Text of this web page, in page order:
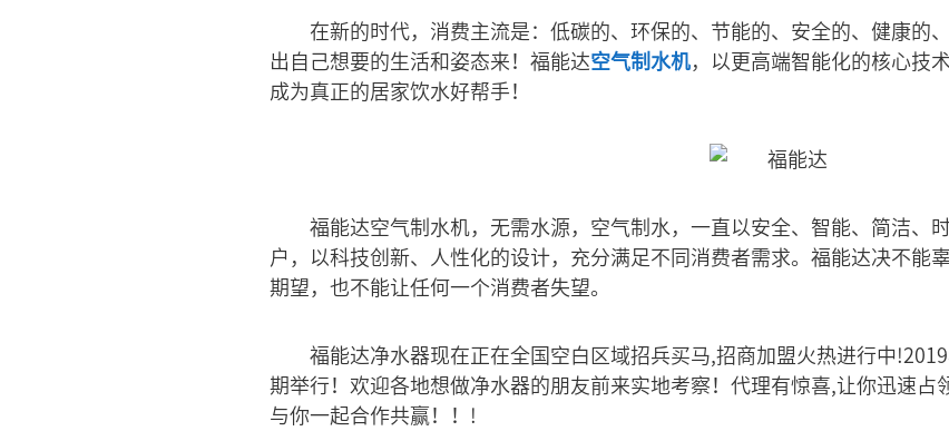
在新的时代，消费主流是：低碳的、环保的、节能的、安全的、健康的
出自己想要的生活和姿态来！福能达空气制水机，以更高端智能化的核心技
成为真正的居家饮水好帮手！
福能达空气制水机，无需水源，空气制水，一直以安全、智能、简洁、
户，以科技创新、人性化的设计，充分满足不同消费者需求。福能达决不能
期望，也不能让任何一个消费者失望。
福能达净水器现在正在全国空白区域招兵买马,招商加盟火热进行中
期举行！欢迎各地想做净水器的朋友前来实地考察！代理有惊喜,让你迅速占
与你一起合作共赢！！!